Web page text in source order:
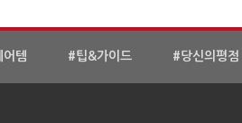
어템 #팁&가이드 #당신의평점